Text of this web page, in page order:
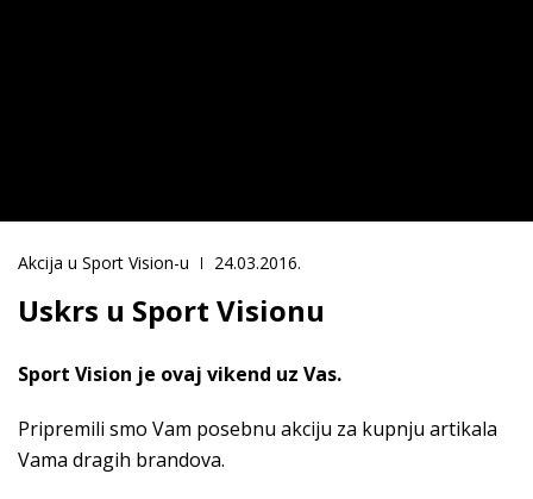
Akcija u Sport Vision-u 24.03.2016.
Uskrs u Sport Visionu
Sport Vision je ovaj vikend uz Vas.
Pripremili smo Vam posebnu akciju za kupnju artikala
Vama dragih brandova.